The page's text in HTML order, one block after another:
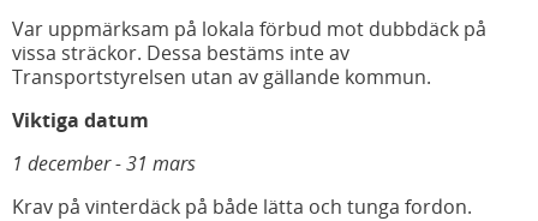
Var uppmärksam på lokala förbud mot dubbdäck på
vissa sträckor. Dessa bestäms inte av
Transportstyrelsen utan av gällande kommun.
Viktiga datum
1 december - 31 mars
Krav på vinterdäck på både lätta och tunga fordon.